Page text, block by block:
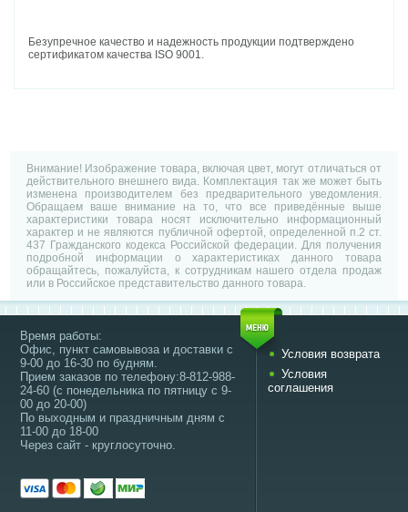
Безупречное качество и надежность продукции подтверждено
сертификатом качества ISO 9001.
Внимание! Изображение товара, включая цвет, могут отличаться от
действительного внешнего вида. Комплектация так же может быть
изменена производителем без предварительного уведомления.
Обращаем ваше внимание на то, что все приведённые выше
характеристики товара носят исключительно информационный
характер и не являются публичной офертой, определенной п.2 ст.
437 Гражданского кодекса Российской федерации. Для получения
подробной информации о характеристиках данного товара
обращайтесь, пожалуйста, к сотрудникам нашего отдела продаж
или в Российское представительство данного товара.
Время работы:
Офис, пункт самовывоза и доставки с
9-00 до 16-30 по будням.
Прием заказов по телефону:8-812-988-
24-60 (с понедельника по пятницу с 9-
00 до 20-00)
По выходным и праздничным дням с
11-00 до 18-00
Через сайт - круглосуточно.
Условия возврата
Условия
соглашения